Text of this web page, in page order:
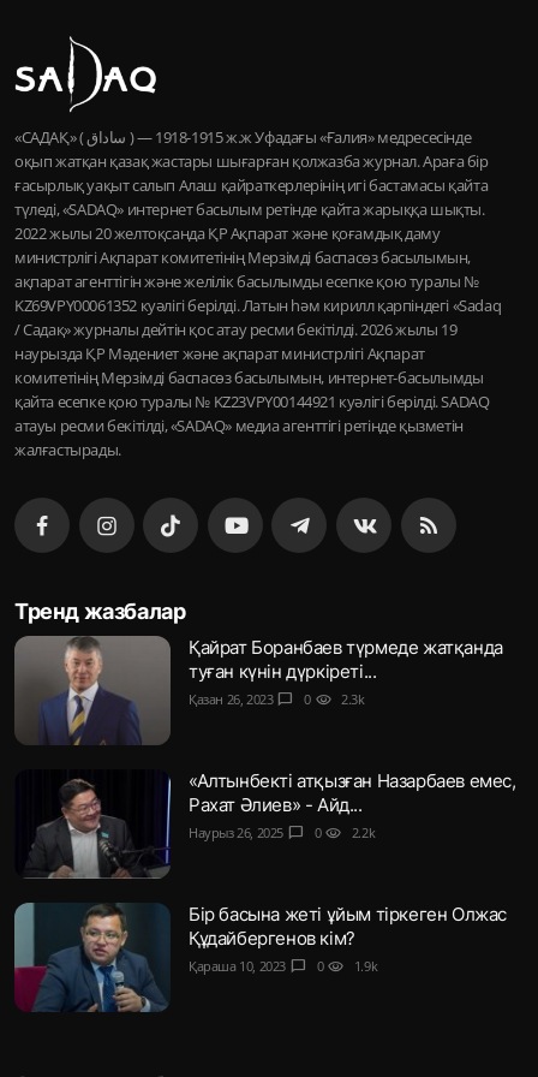
«САДАҚ» ( ساداق ) — 1915-1918 ж.ж Уфадағы «Ғалия» медресесінде
оқып жатқан қазақ жастары шығарған қолжазба журнал. Араға бір
ғасырлық уақыт салып Алаш қайраткерлерінің игі бастамасы қайта
түледі, «SADAQ» интернет басылым ретінде қайта жарыққа шықты.
2022 жылы 20 желтоқсанда ҚР Ақпарат және қоғамдық даму
министрлігі Ақпарат комитетінің Мерзімді баспасөз басылымын,
ақпарат агенттігін және желілік басылымды есепке қою туралы №
KZ69VPY00061352 куәлігі берілді. Латын һәм кирилл қарпіндегі «Sadaq
/ Садақ» журналы дейтін қос атау ресми бекітілді. 2026 жылы 19
наурызда ҚР Мәдениет және ақпарат министрлігі Ақпарат
комитетінің Мерзімді баспасөз басылымын, интернет-басылымды
қайта есепке қою туралы № KZ23VPY00144921 куәлігі берілді. SADAQ
атауы ресми бекітілді, «SADAQ» медиа агенттігі ретінде қызметін
жалғастырады.
Тренд жазбалар
Қайрат Боранбаев түрмеде жатқанда
туған күнін дүркіреті...
Қазан 26, 2023 chat_bubble 0 visibility 2.3k
«Алтынбекті атқызған Назарбаев емес,
Рахат Әлиев» - Айд...
Наурыз 26, 2025 chat_bubble 0 visibility 2.2k
Бір басына жеті ұйым тіркеген Олжас
Құдайбергенов кім?
Қараша 10, 2023 chat_bubble 0 visibility 1.9k